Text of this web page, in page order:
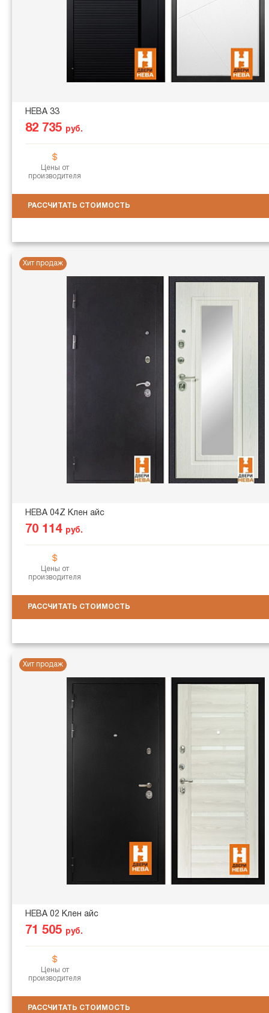
НЕВА 33
82 735 руб.
Цены от
производителя
РАССЧИТАТЬ СТОИМОСТЬ
Хит продаж
НЕВА 04Z Клен айс
70 114 руб.
Цены от
производителя
РАССЧИТАТЬ СТОИМОСТЬ
Хит продаж
НЕВА 02 Клен айс
71 505 руб.
Цены от
производителя
РАССЧИТАТЬ СТОИМОСТЬ